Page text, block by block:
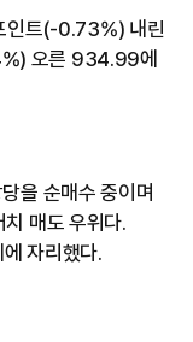
인트(-0.73%) 내린
오른 934.99에
을 순매수 중이며
매도 우위다.
자리했다.